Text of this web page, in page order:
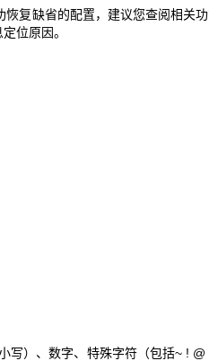
复缺省的配置，建议您查阅相关
位原因。
写）、数字、特殊字符（包括~ !